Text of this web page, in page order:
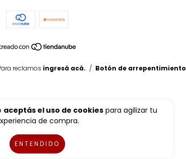
aceptás el uso de cookies para agilizar tu
de compra.
ENTENDIDO
reclamos ingresá acá. / Botón de arrepentimiento